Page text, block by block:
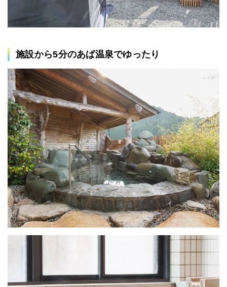
施設から5分のあば温泉でゆったり